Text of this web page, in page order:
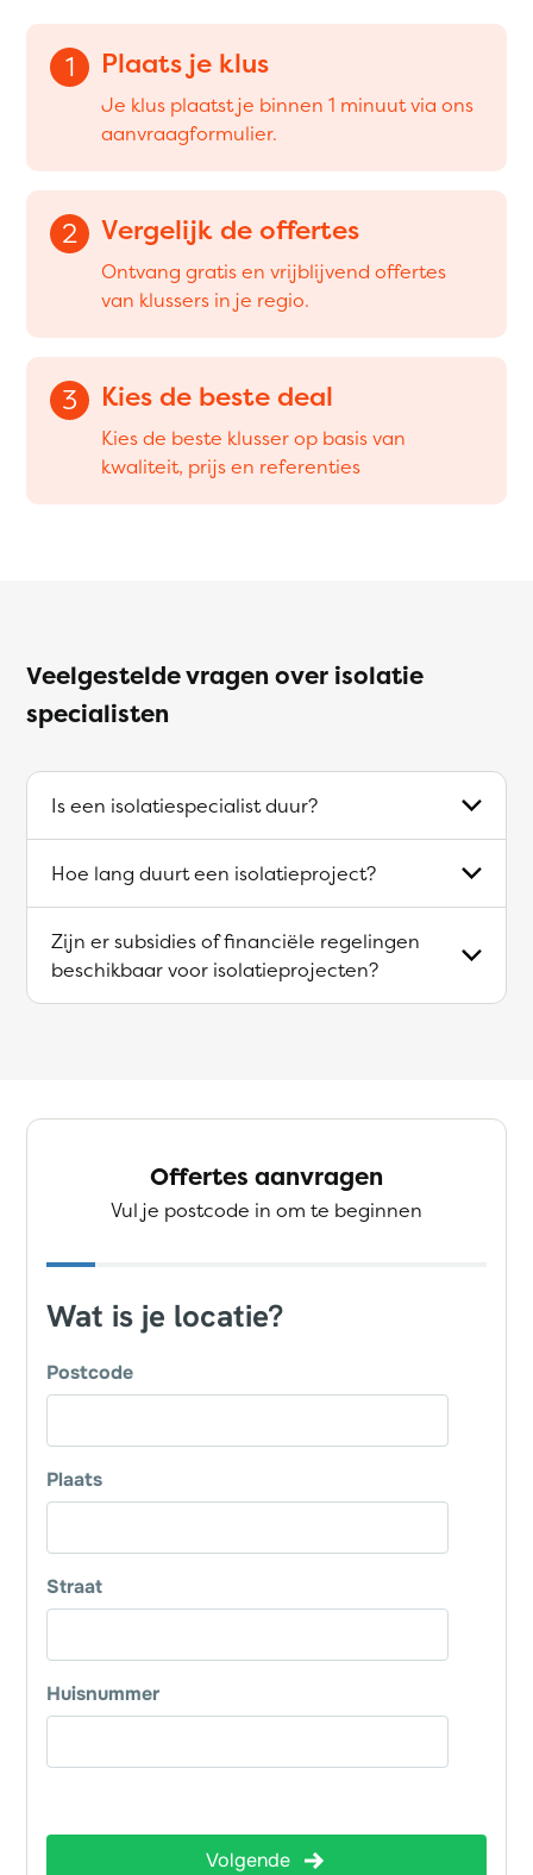
1 Plaats je klus
Je klus plaatst je binnen 1 minuut via ons
aanvraagformulier.
2 Vergelijk de offertes
Ontvang gratis en vrijblijvend offertes
van klussers in je regio.
3 Kies de beste deal
Kies de beste klusser op basis van
kwaliteit, prijs en referenties
Veelgestelde vragen over isolatie
specialisten
Is een isolatiespecialist duur?
Hoe lang duurt een isolatieproject?
Zijn er subsidies of financiële regelingen
beschikbaar voor isolatieprojecten?
Offertes aanvragen
Vul je postcode in om te beginnen